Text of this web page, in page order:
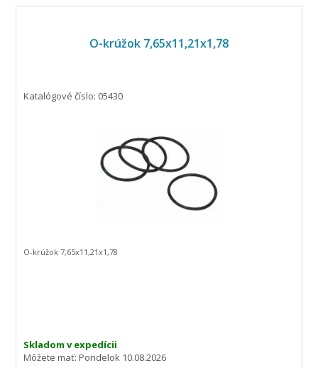
O-krúžok 7,65x11,21x1,78
Katalógové číslo: 05430
Skladom v expedícii
Môžete mať:Pondelok 10.08.2026
O-krúžok 7,65x11,21x1,78